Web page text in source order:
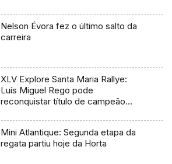
Nelson Évora fez o último salto da
carreira
XLV Explore Santa Maria Rallye:
Luís Miguel Rego pode
reconquistar título de campeão
Mini Atlantique: Segunda etapa da
regata partiu hoje da Horta